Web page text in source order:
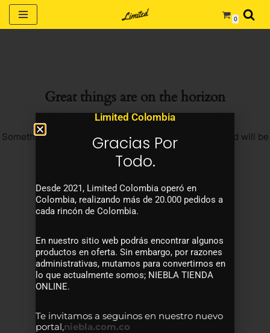
Saltar
0
Great things are on the horizon
Something big is brewing! Our store is in the works and will be
launching soon!
Limited Colombia
Gracias Por
Todo.
Desde 2021, Limited Colombia operó en
Colombia, realizando más de 20.000 pedidos a
cada rincón de Colombia.
En nuestro sitio web podrás encontrar algunos
productos en oferta. Sin embargo, por razones
administrativas, mutamos para convertirnos en
lo que actualmente somos; NIEBLA TIENDA
ONLINE.
Te invitamos a seguinos en nuestro nuevo
portal,niebla.com.co